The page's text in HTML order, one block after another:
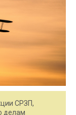
СРЗП,
делам